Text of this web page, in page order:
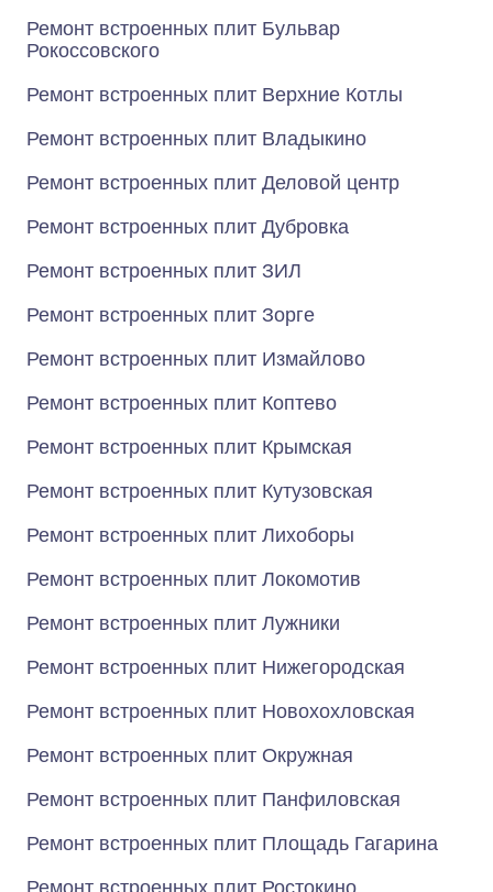
Ремонт встроенных плит Бульвар
Рокоссовского
Ремонт встроенных плит Верхние Котлы
Ремонт встроенных плит Владыкино
Ремонт встроенных плит Деловой центр
Ремонт встроенных плит Дубровка
Ремонт встроенных плит ЗИЛ
Ремонт встроенных плит Зорге
Ремонт встроенных плит Измайлово
Ремонт встроенных плит Коптево
Ремонт встроенных плит Крымская
Ремонт встроенных плит Кутузовская
Ремонт встроенных плит Лихоборы
Ремонт встроенных плит Локомотив
Ремонт встроенных плит Лужники
Ремонт встроенных плит Нижегородская
Ремонт встроенных плит Новохохловская
Ремонт встроенных плит Окружная
Ремонт встроенных плит Панфиловская
Ремонт встроенных плит Площадь Гагарина
Ремонт встроенных плит Ростокино